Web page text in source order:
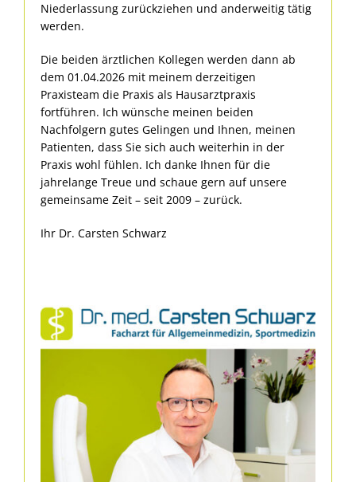
Niederlassung zurückziehen und anderweitig tätig
werden.
Die beiden ärztlichen Kollegen werden dann ab
dem 01.04.2026 mit meinem derzeitigen
Praxisteam die Praxis als Hausarztpraxis
fortführen. Ich wünsche meinen beiden
Nachfolgern gutes Gelingen und Ihnen, meinen
Patienten, dass Sie sich auch weiterhin in der
Praxis wohl fühlen. Ich danke Ihnen für die
jahrelange Treue und schaue gern auf unsere
gemeinsame Zeit – seit 2009 – zurück.
Ihr Dr. Carsten Schwarz